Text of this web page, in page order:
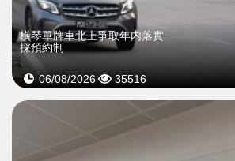
橫琴單牌車北上爭取年内落實
採預約制
06/08/2026 35516